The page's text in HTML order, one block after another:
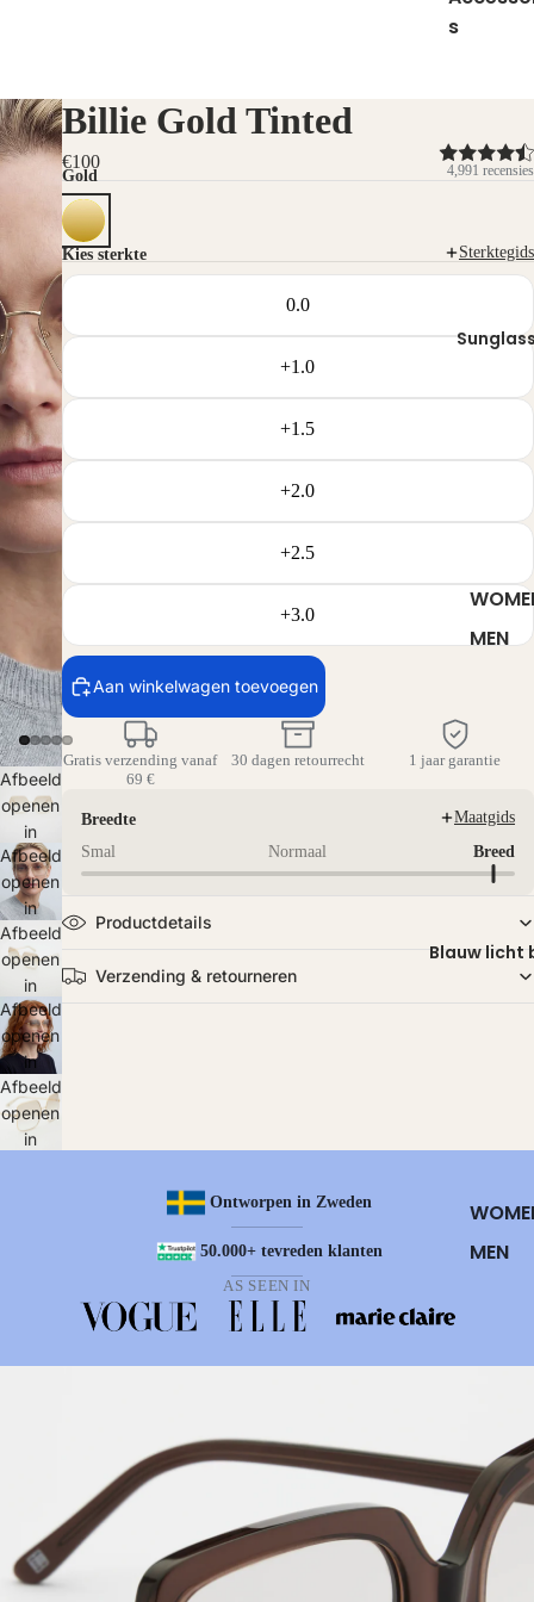
s
MEN
Blauw licht
MEN
Afbeelding
openen
in
volledig
scherm
Afbeelding
openen
in
volledig
scherm
Afbeelding
openen
in
volledig
scherm
Afbeelding
openen
in
volledig
scherm
Afbeelding
openen
in
Billie Gold Tinted
€100 4,991 recensies
Gold
Kies sterkte Sterktegids
0.0
+1.0
+1.5
+2.0
+2.5
+3.0
Aan winkelwagen toevoegen
Gratis verzending vanaf
69 €
30 dagen retourrecht 1 jaar garantie
Breedte
Maatgids
Smal
Normaal Breed
Productdetails
Verzending & retourneren
Ontworpen in Zweden
50.000+ tevreden klanten
AS SEEN IN